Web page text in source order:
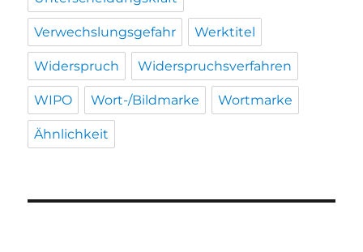
Verwechslungsgefahr Werktitel
Widerspruch Widerspruchsverfahren
WIPO Wort-/Bildmarke Wortmarke
Ähnlichkeit